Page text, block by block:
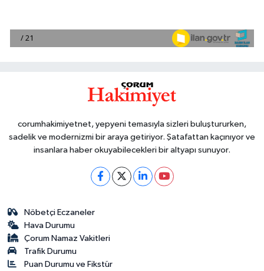
corumhakimiyetnet, yepyeni temasıyla sizleri buluştururken,
sadelik ve modernizmi bir araya getiriyor. Şatafattan kaçınıyor ve
insanlara haber okuyabilecekleri bir altyapı sunuyor.
Nöbetçi Eczaneler
Hava Durumu
Çorum Namaz Vakitleri
Trafik Durumu
Puan Durumu ve Fikstür